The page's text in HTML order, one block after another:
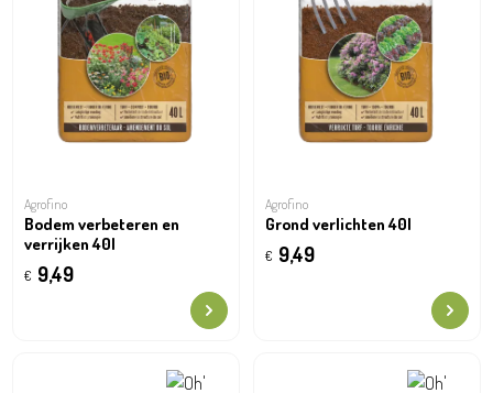
Agrofino
Bodem verbeteren en
verrijken 40l
€ 9,49
Agrofino
Grond verlichten 40l
€ 9,49